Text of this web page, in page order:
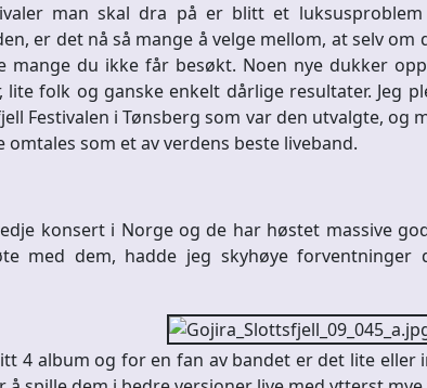
man skal dra på er blitt et
er det nå så mange å velge mellom, at selv om
du ikke får besøkt. Noen nye dukker
folk og ganske enkelt dårlige resultater. Jeg
Festivalen i Tønsberg som var den utvalgte, og
omtales som et av verdens beste liveband.
konsert i Norge og de har høstet massive
med dem, hadde jeg skyhøye forventninger
4 album og for en fan av bandet er det lite eller